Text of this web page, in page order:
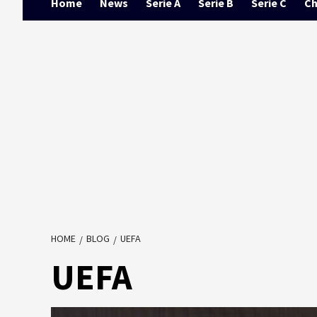
Home News Serie A Serie B Serie C
HOME BLOG UEFA
UEFA